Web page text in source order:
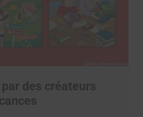
des créateurs